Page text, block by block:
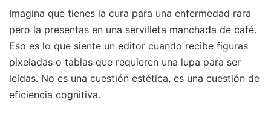
Imagina que tienes la cura para una enfermedad rara
pero la presentas en una servilleta manchada de café.
Eso es lo que siente un editor cuando recibe figuras
pixeladas o tablas que requieren una lupa para ser
leídas. No es una cuestión estética, es una cuestión de
eficiencia cognitiva.